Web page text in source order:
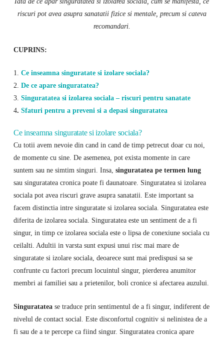
riscuri pot avea asupra sanatatii fizice si mentale, precum si cateva
recomandari.
CUPRINS:
1. Ce inseamna singuratate si izolare sociala?
2. De ce apare singuratatea?
3. Singuratatea si izolarea sociala – riscuri pentru sanatate
4. Sfaturi pentru a preveni si a depasi singuratatea
Ce inseamna singuratate si izolare sociala?
Cu totii avem nevoie din cand in cand de timp petrecut doar cu noi,
de momente cu sine. De asemenea, pot exista momente in care
suntem sau ne simtim singuri. Insa, singuratatea pe termen lung
sau singuratatea cronica poate fi daunatoare. Singuratatea si izolarea
sociala pot avea riscuri grave asupra sanatatii. Este important sa
facem distinctia intre singuratate si izolarea sociala. Singuratatea este
diferita de izolarea sociala. Singuratatea este un sentiment de a fi
singur, in timp ce izolarea sociala este o lipsa de conexiune sociala cu
ceilalti. Adultii in varsta sunt expusi unui risc mai mare de
singuratate si izolare sociala, deoarece sunt mai predispusi sa se
confrunte cu factori precum locuintul singur, pierderea anumitor
membri ai familiei sau a prietenilor, boli cronice si afectarea auzului.
Singuratatease traduce prin sentimentul de a fi singur, indiferent de
nivelul de contact social. Este disconfortul cognitiv si nelinistea de a
fi sau de a te percepe ca fiind singur. Singuratatea cronica apare